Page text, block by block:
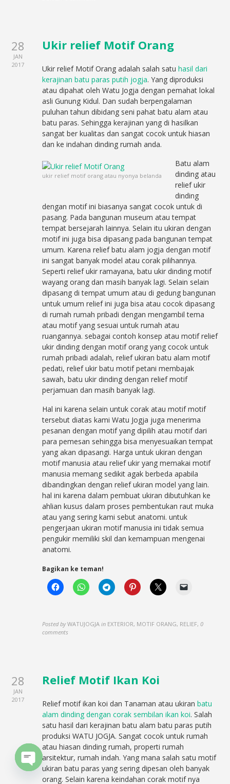
28
JAN
2017
Ukir relief Motif Orang
Ukir relief Motif Orang adalah salah satuhasil dari
kerajinan batu paras putih jogja. Yang diproduksi
atau dipahat oleh Watu Jogja dengan pemahat lokal
asli Gunung Kidul. Dan sudah berpengalaman
puluhan tahun dibidang seni pahat batu alam atau
batu paras. Sehingga kerajinan yang di hasilkan
sangat ber kualitas dan sangat cocok untuk hiasan
dan ke indahan dinding rumah anda.
ukir relief motif orang atau nyonya belanda
Batu alam
dinding atau
relief ukir
dinding
dengan motif ini biasanya sangat cocok untuk di
pasang. Pada bangunan museum atau tempat
tempat bersejarah lainnya. Selain itu ukiran dengan
motif ini juga bisa dipasang pada bangunan tempat
umum. Karena relief batu alam jogja dengan motif
ini sangat banyak model atau corak pilihannya.
Seperti relief ukir ramayana, batu ukir dinding motif
wayang orang dan masih banyak lagi. Selain selain
dipasang di tempat umum atau di gedung bangunan
untuk umum relief ini juga bisa atau cocok dipasang
di rumah rumah pribadi dengan mengambil tema
atau motif yang sesuai untuk rumah atau
ruangannya. sebagai contoh konsep atau motif relief
ukir dinding dengan motif orang yang cocok untuk
rumah pribadi adalah, relief ukiran batu alam motif
pedati, relief ukir batu motif petani membajak
sawah, batu ukir dinding dengan relief motif
perjamuan dan masih banyak lagi.
Hal ini karena selain untuk corak atau motif motif
tersebut diatas kami Watu Jogja juga menerima
pesanan dengan motif yang dipilih atau motif dari
para pemesan sehingga bisa menyesuaikan tempat
yang akan dipasangi. Harga untuk ukiran dengan
motif manusia atau relief ukir yang memakai motif
manusia memang sedikit agak berbeda apabila
dibandingkan dengan relief ukiran model yang lain.
hal ini karena dalam pembuat ukiran dibutuhkan ke
ahlian kusus dalam proses pembentukan raut muka
atau yang sering kami sebut anatomi. untuk
pengerjaan ukiran motif manusia ini tidak semua
pengukir memiliki skil dan kemampuan mengenai
anatomi.
Bagikan ke teman!
Posted by WATUJOGJA in EXTERIOR, MOTIF ORANG, RELIEF,0
comments
28
JAN
2017
Relief Motif Ikan Koi
Relief motif ikan koi dan Tanaman atau ukiranbatu
alam dinding dengan corak sembilan ikan koi. Salah
satu hasil dari kerajinan batu alam batu paras putih
produksi WATU JOGJA. Sangat cocok untuk rumah
atau hiasan dinding rumah, properti rumah
arsitektur, rumah indah. Yang mana salah satu motif
ukiran batu paras yang sering dipesan oleh banyak
orang. Selain karena keindahan corak motif nya
chaty